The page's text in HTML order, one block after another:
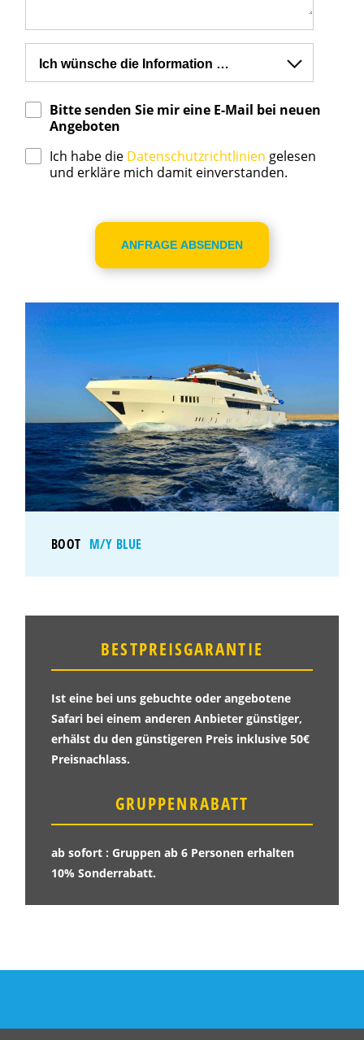
Bitte senden Sie mir eine E-Mail bei neuen
Angeboten
Ich habe die Datenschutzrichtlinien gelesen
und erkläre mich damit einverstanden.
BOOT M/Y BLUE
BESTPREISGARANTIE
Ist eine bei uns gebuchte oder angebotene
Safari bei einem anderen Anbieter günstiger,
erhälst du den günstigeren Preis inklusive 50€
Preisnachlass.
GRUPPENRABATT
ab sofort : Gruppen ab 6 Personen erhalten
10% Sonderrabatt.